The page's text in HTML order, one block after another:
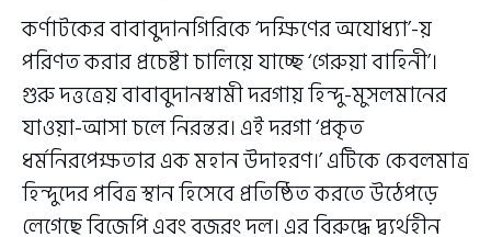
কর্ণাটকের বাবাবুদানগিরিকে ‘দক্ষিণের অযোধ্যা’-য়
পরিণত করার প্রচেষ্টা চালিয়ে যাচ্ছে ‘গেরুয়া বাহিনী’।
গুরু দত্তত্রেয় বাবাবুদানস্বামী দরগায় হিন্দু-মুসলমানের
যাওয়া-আসা চলে নিরন্তর। এই দরগা ‘প্রকৃত
ধর্মনিরপেক্ষতার এক মহান উদাহরণ।’ এটিকে কেবলমাত্র
হিন্দুদের পবিত্র স্থান হিসেবে প্রতিষ্ঠিত করতে উঠেপড়ে
লেগেছে বিজেপি এবং বজরং দল। এর বিরুদ্ধে দ্ব্যর্থহীন